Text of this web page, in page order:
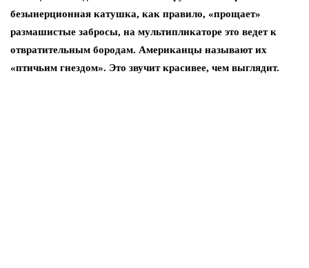
безынерционная катушка, как правило, «прощает»
размашистые забросы, на мультипликаторе это ведет к
отвратительным бородам. Американцы называют их
«птичьим гнездом». Это звучит красивее, чем выглядит.